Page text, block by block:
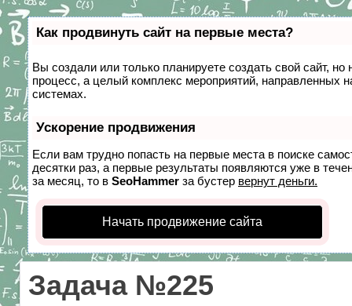
Как продвинуть сайт на первые места?
Вы создали или только планируете создать свой сайт,
процесс, а целый комплекс мероприятий, направленных
системах.
Ускорение продвижения
Если вам трудно попасть на первые места в поиске
десятки раз, а первые результаты появляются уже в
за месяц, то в SeoHammer за бустер вернут деньги.
Начать продвижение сайта
Задача №225